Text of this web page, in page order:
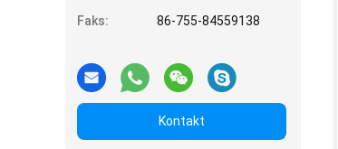
Faks: 86-755-84559138
Kontakt